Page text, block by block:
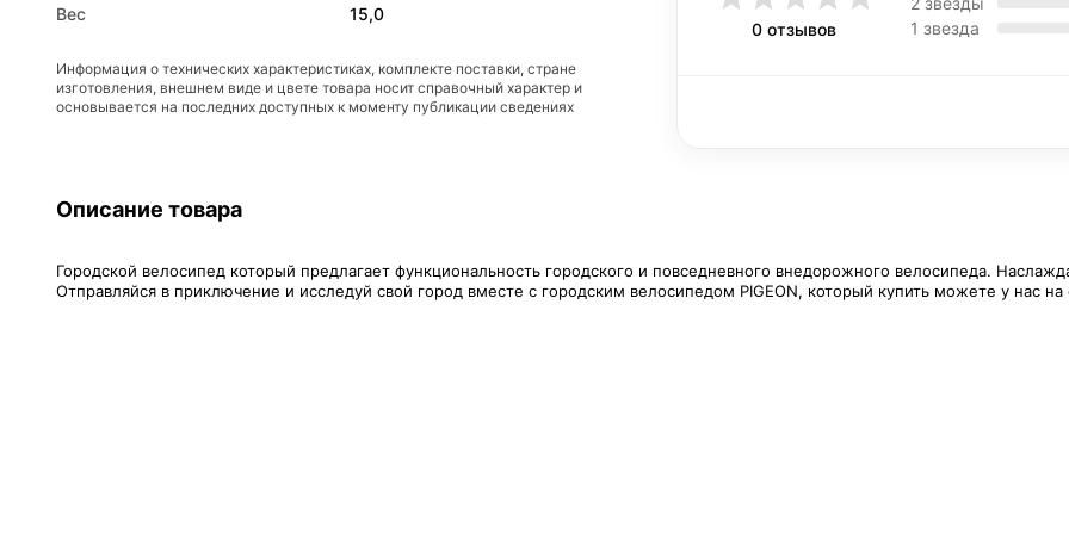
Вес 15,0
Информация о технических характеристиках, комплекте поставки, стране
изготовления, внешнем виде и цвете товара носит справочный характер и
основывается на последних доступных к моменту публикации сведениях
0 отзывов
1 звезда
Описание товара
Городской велосипед который предлагает функциональность городского и повседневного внедорожного велосипеда.
Отправляйся в приключение и исследуй свой город вместе с городским велосипедом PIGEON, который купить можете у нас на